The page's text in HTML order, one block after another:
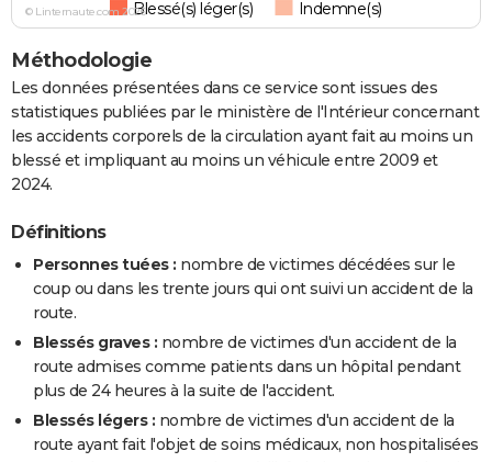
Blessé(s) léger(s)
Indemne(s)
© Linternaute.com 2026
Méthodologie
Les données présentées dans ce service sont issues des
statistiques publiées par le ministère de l'Intérieur concernant
les accidents corporels de la circulation ayant fait au moins un
blessé et impliquant au moins un véhicule entre 2009 et
2024.
Définitions
Personnes tuées : nombre de victimes décédées sur le
coup ou dans les trente jours qui ont suivi un accident de la
route.
Blessés graves : nombre de victimes d'un accident de la
route admises comme patients dans un hôpital pendant
plus de 24 heures à la suite de l'accident.
Blessés légers : nombre de victimes d'un accident de la
route ayant fait l'objet de soins médicaux, non hospitalisées